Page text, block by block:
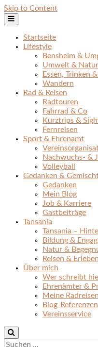
Skip to Content
Startseite
Lifestyle
Bensheim &
Umwelt &
Essen, Trinken
Wandern
Rad & Reisen
Radtouren
Fahrrad & Co
Kurztrips &
Fernreisen
Sport & Ehrenamt
Nachwuchs- &
Volleyball
Gedanken &
Gedanken
Mein Blog
Job & Karriere
Gastbeiträge
Tansania
Tansania –
Bildung &
Natur &
Reisen & Erleben
Über mich
Wer schreibt
Ehrenämter &
Meine Radreisen
Blog-Referenzen
Vereinsservice
Suchen